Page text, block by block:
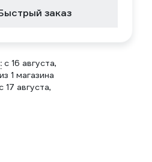
заказ
c 16 августа,
1 магазина
17 августа,